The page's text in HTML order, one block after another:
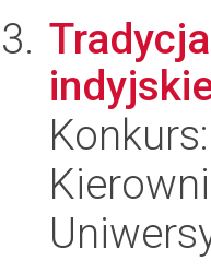
Konkurs: